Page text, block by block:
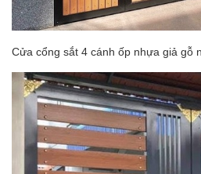
Cửa cổng sắt 4 cánh ốp nhựa giả gỗ